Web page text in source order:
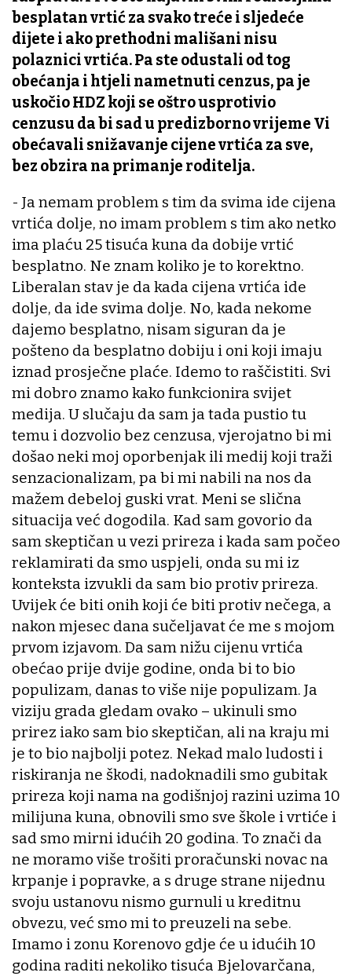
besplatan vrtić za svako treće i sljedeće
dijete i ako prethodni mališani nisu
polaznici vrtića. Pa ste odustali od tog
obećanja i htjeli nametnuti cenzus, pa je
uskočio HDZ koji se oštro usprotivio
cenzusu da bi sad u predizborno vrijeme Vi
obećavali snižavanje cijene vrtića za sve,
bez obzira na primanje roditelja.
- Ja nemam problem s tim da svima ide cijena
vrtića dolje, no imam problem s tim ako netko
ima plaću 25 tisuća kuna da dobije vrtić
besplatno. Ne znam koliko je to korektno.
Liberalan stav je da kada cijena vrtića ide
dolje, da ide svima dolje. No, kada nekome
dajemo besplatno, nisam siguran da je
pošteno da besplatno dobiju i oni koji imaju
iznad prosječne plaće. Idemo to raščistiti. Svi
mi dobro znamo kako funkcionira svijet
medija. U slučaju da sam ja tada pustio tu
temu i dozvolio bez cenzusa, vjerojatno bi mi
došao neki moj oporbenjak ili medij koji traži
senzacionalizam, pa bi mi nabili na nos da
mažem debeloj guski vrat. Meni se slična
situacija već dogodila. Kad sam govorio da
sam skeptičan u vezi prireza i kada sam počeo
reklamirati da smo uspjeli, onda su mi iz
konteksta izvukli da sam bio protiv prireza.
Uvijek će biti onih koji će biti protiv nečega, a
nakon mjesec dana sučeljavat će me s mojom
prvom izjavom. Da sam nižu cijenu vrtića
obećao prije dvije godine, onda bi to bio
populizam, danas to više nije populizam. Ja
viziju grada gledam ovako – ukinuli smo
prirez iako sam bio skeptičan, ali na kraju mi
je to bio najbolji potez. Nekad malo ludosti i
riskiranja ne škodi, nadoknadili smo gubitak
prireza koji nama na godišnjoj razini uzima 10
milijuna kuna, obnovili smo sve škole i vrtiće i
sad smo mirni idućih 20 godina. To znači da
ne moramo više trošiti proračunski novac na
krpanje i popravke, a s druge strane nijednu
svoju ustanovu nismo gurnuli u kreditnu
obvezu, već smo mi to preuzeli na sebe.
Imamo i zonu Korenovo gdje će u idućih 10
godina raditi nekoliko tisuća Bjelovarčana,